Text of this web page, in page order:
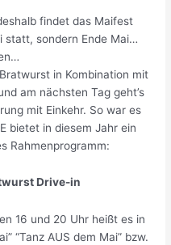
findet das Maifest
statt, sondern Ende Mai…
in Kombination mit
am nächsten Tag geht’s
mit Einkehr. So war es
bietet in diesem Jahr ein
Rahmenprogramm:
Drive-in
16 und 20 Uhr heißt es in
“Tanz AUS dem Mai” bzw.